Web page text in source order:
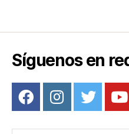
Síguenos en